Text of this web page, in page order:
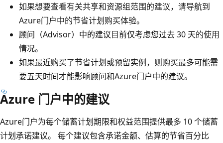
如果想要查看有关共享和资源组范围的建议，请导航到
Azure门户中的节省计划购买体验。
顾问（Advisor）中的建议目前仅考虑您过去 30 天的使用
情况。
如果最近购买了节省计划或预留实例，则购买最多可能需
要五天时间才能影响顾问和Azure门户中的建议。
Azure 门户中的建议
Azure门户为每个储蓄计划期限和权益范围提供最多 10 个储蓄
计划承诺建议。 每个建议包含承诺金额、估算的节省百分比